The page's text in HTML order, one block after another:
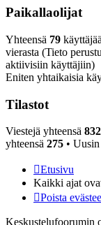
Paikallaolijat
Yhteensä 79
vierasta (Tieto
aktiivisiin käyttäjiin)
Eniten yhtaikaisia
Tilastot
Viestejä yhteensä
yhteensä 275 •
Etusivu
Kaikki ajat
Poista
Keskustelufoorumin